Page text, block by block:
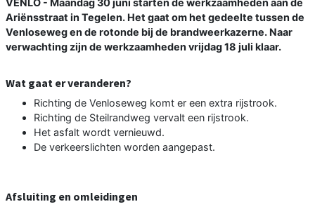
VENLO - Maandag 30 juni starten de werkzaamheden aan de
Ariënsstraat in Tegelen. Het gaat om het gedeelte tussen de
Venloseweg en de rotonde bij de brandweerkazerne. Naar
verwachting zijn de werkzaamheden vrijdag 18 juli klaar.
Wat gaat er veranderen?
Richting de Venloseweg komt er een extra rijstrook.
Richting de Steilrandweg vervalt een rijstrook.
Het asfalt wordt vernieuwd.
De verkeerslichten worden aangepast.
Afsluiting en omleidingen